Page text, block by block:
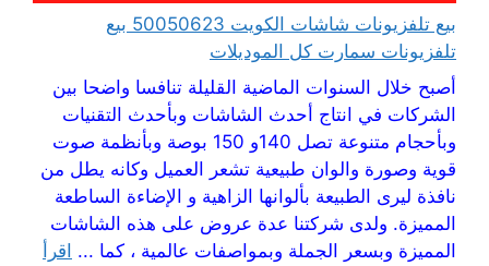
بيع تلفزيونات شاشات الكويت 50050623 بيع
تلفزيونات سمارت كل الموديلات
أصبح خلال السنوات الماضية القليلة تنافسا واضحا بين
الشركات في انتاج أحدث الشاشات وبأحدث التقنيات
وبأحجام متنوعة تصل 140و 150 بوصة وبأنظمة صوت
قوية وصورة والوان طبيعية تشعر العميل وكانه يطل من
نافذة ليرى الطبيعة بألوانها الزاهية و الإضاءة الساطعة
المميزة. ولدى شركتنا عدة عروض على هذه الشاشات
المميزة وبسعر الجملة وبمواصفات عالمية ، كما ... اقرأ